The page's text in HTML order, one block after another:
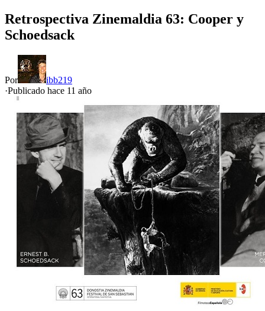
Retrospectiva Zinemaldia 63: Cooper y
Schoedsack
Por
ibb219
·Publicado hace 11 año